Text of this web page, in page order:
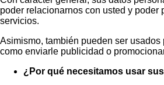
poder relacionarnos con usted y poder
servicios.
Asimismo, también pueden ser usados
como enviarle publicidad o
¿Por qué necesitamos usar